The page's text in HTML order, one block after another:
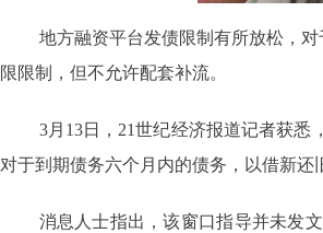
地方融资平台发债限制有所放松，
限限制，但不允许配套补流。
3月13日，21世纪经济报道记者获悉
对于到期债务六个月内的债务，以借新还
消息人士指出，该窗口指导并未发